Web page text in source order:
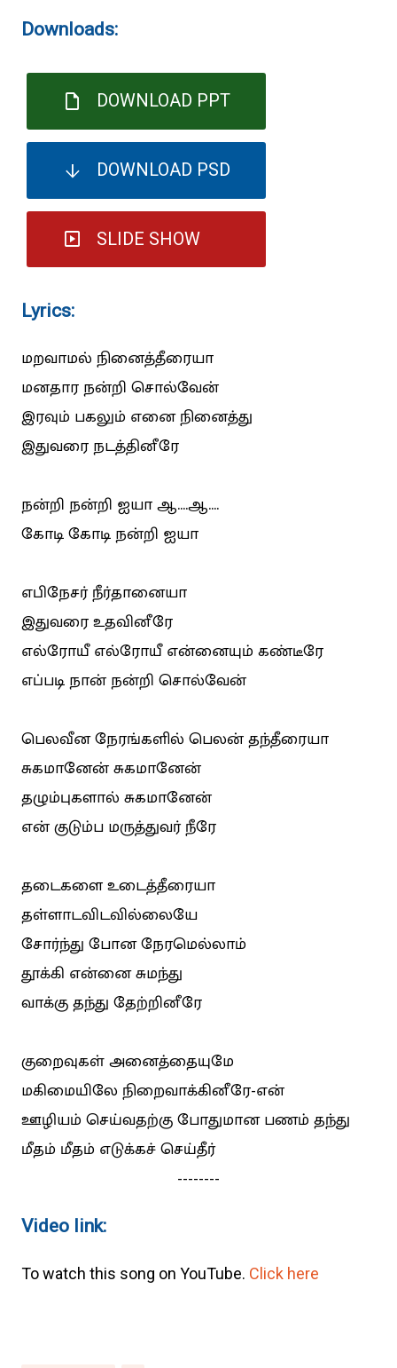
Downloads:
DOWNLOAD PPT
DOWNLOAD PSD
SLIDE SHOW
Lyrics:
மறவாமல் நினைத்தீரையா
மனதார நன்றி சொல்வேன்
இரவும் பகலும் எனை நினைத்து
இதுவரை நடத்தினீரே
நன்றி நன்றி ஐயா ஆ....ஆ....
கோடி கோடி நன்றி ஐயா
எபிநேசர் நீர்தானையா
இதுவரை உதவினீரே
எல்ரோயீ எல்ரோயீ என்னையும் கண்டீரே
எப்படி நான் நன்றி சொல்வேன்
பெலவீன நேரங்களில் பெலன் தந்தீரையா
சுகமானேன் சுகமானேன்
தழும்புகளால் சுகமானேன்
என் குடும்ப மருத்துவர் நீரே
தடைகளை உடைத்தீரையா
தள்ளாடவிடவில்லையே
சோர்ந்து போன நேரமெல்லாம்
தூக்கி என்னை சுமந்து
வாக்கு தந்து தேற்றினீரே
குறைவுகள் அனைத்தையுமே
மகிமையிலே நிறைவாக்கினீரே-என்
ஊழியம் செய்வதற்கு போதுமான பணம் தந்து
மீதம் மீதம் எடுக்கச் செய்தீர்
--------
Video link:
To watch this song on YouTube. Click here